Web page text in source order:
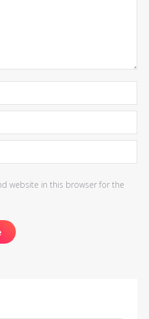
website in this browser for the